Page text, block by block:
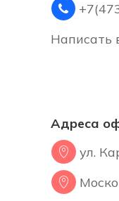
Написать
Адреса
ул.